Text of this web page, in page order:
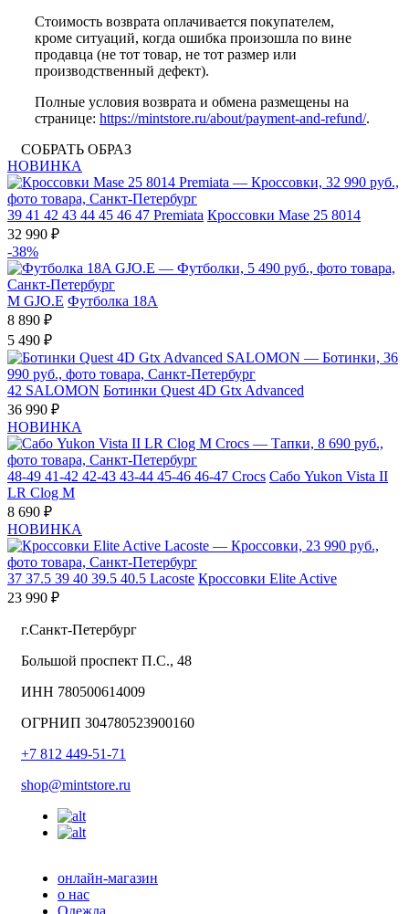
Стоимость возврата оплачивается покупателем,
кроме ситуаций, когда ошибка произошла по вине
продавца (не тот товар, не тот размер или
производственный дефект).
Полные условия возврата и обмена размещены на
странице: https://mintstore.ru/about/payment-and-refund/.
СОБРАТЬ ОБРАЗ
НОВИНКА
39 41 42 43 44 45 46 47 Premiata Кроссовки Mase 25 8014
32 990 ₽
-38%
M GJO.E Футболка 18A
8 890 ₽
5 490 ₽
42 SALOMON Ботинки Quest 4D Gtx Advanced
36 990 ₽
НОВИНКА
48-49 41-42 42-43 43-44 45-46 46-47 Crocs Сабо Yukon Vista II
LR Clog M
8 690 ₽
НОВИНКА
37 37.5 39 40 39.5 40.5 Lacoste Кроссовки Elite Active
23 990 ₽
г.Санкт-Петербург
Большой проспект П.С., 48
ИНН 780500614009
ОГРНИП 304780523900160
+7 812 449-51-71
shop@mintstore.ru
онлайн-магазин
о нас